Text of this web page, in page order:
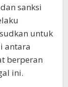
sanksi
untuk
antara
berperan
ini.